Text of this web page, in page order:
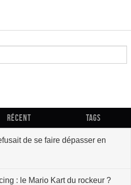
RÉCENT TAGS
de se faire dépasser en
: le Mario Kart du rockeur ?